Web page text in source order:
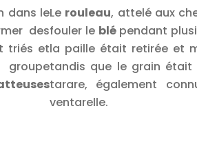
dans le
des
triés et
groupe
Le rouleau, attelé aux
fouler le blépendant
la paille était retirée et
tandis que le grain était
tarare, également
ventarelle.